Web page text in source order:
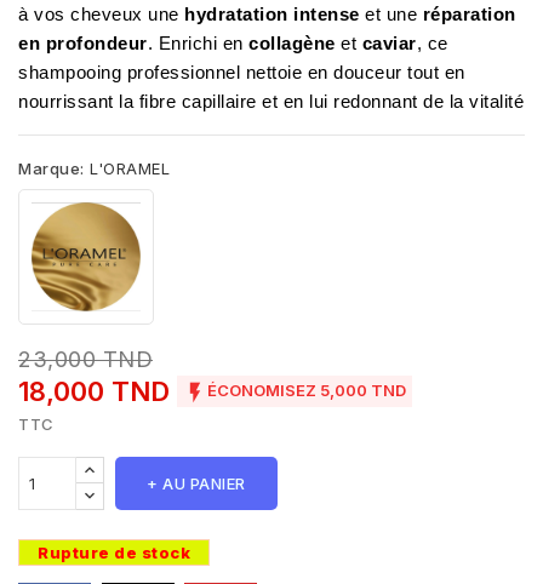
à vos cheveux une hydratation intense et une réparation
en profondeur. Enrichi en collagène et caviar, ce
shampooing professionnel nettoie en douceur tout en
nourrissant la fibre capillaire et en lui redonnant de la vitalité
Marque: L'ORAMEL
23,000 TND
18,000 TND  ÉCONOMISEZ 5,000 TND
TTC
+ AU PANIER
Rupture de stock